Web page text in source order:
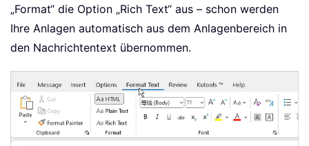
„Format“ die Option „Rich Text“ aus – schon werden
Ihre Anlagen automatisch aus dem Anlagenbereich in
den Nachrichtentext übernommen.